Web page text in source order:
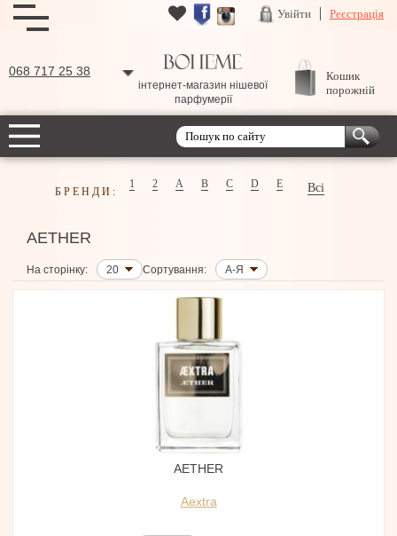
Увійти Реєстрація
068 717 25 38
інтернет-магазин нішевої
парфумерії
Кошик
порожній
БРЕНДИ:
1 2 A B C D E Всі
AETHER
На сторінку: 20 Сортування: А-Я
AETHER
Aextra